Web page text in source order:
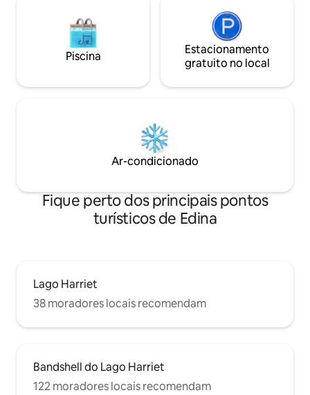
Piscina
Estacionamento
gratuito no local
Ar-condicionado
Fique perto dos principais pontos
turísticos de Edina
Lago Harriet
38 moradores locais recomendam
Bandshell do Lago Harriet
122 moradores locais recomendam